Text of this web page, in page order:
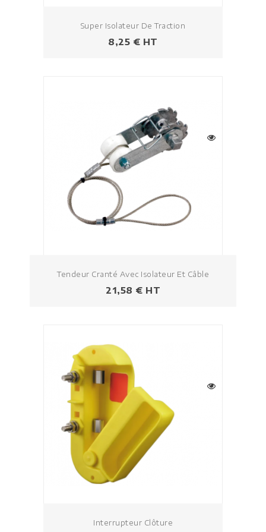
Super Isolateur De Traction
Prix
8,25 € HT
Tendeur Cranté Avec Isolateur Et Câble
Prix
21,58 € HT
Interrupteur Clôture